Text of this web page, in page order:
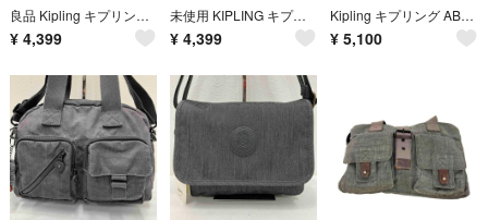
良品 Kipling キプリング MULTIPLE 2WAY ショルダーバッグ ウエストバッグ モンキーチャーム付き グレー レディース 古着 中古 USED
¥ 4,399
未使用 KIPLING キプリング モンキーチャーム付き ショルダーバッグ ピンク レディース 古着 中古 USED
¥ 4,399
Kipling キプリング ABANU ショルダーバッグ グレー 未使用タグ付
¥ 5,100